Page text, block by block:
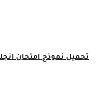
تحميل نموذج امتحان